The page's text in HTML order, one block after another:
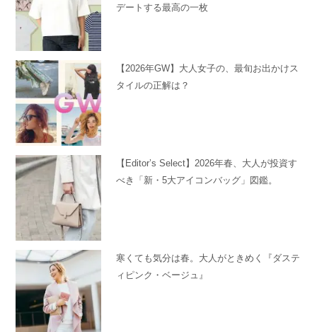
デートする最高の一枚
【2026年GW】大人女子の、最旬お出かけス
タイルの正解は？
【Editor’s Select】2026年春、大人が投資す
べき「新・5大アイコンバッグ」図鑑。
寒くても気分は春。大人がときめく『ダステ
ィピンク・ベージュ』